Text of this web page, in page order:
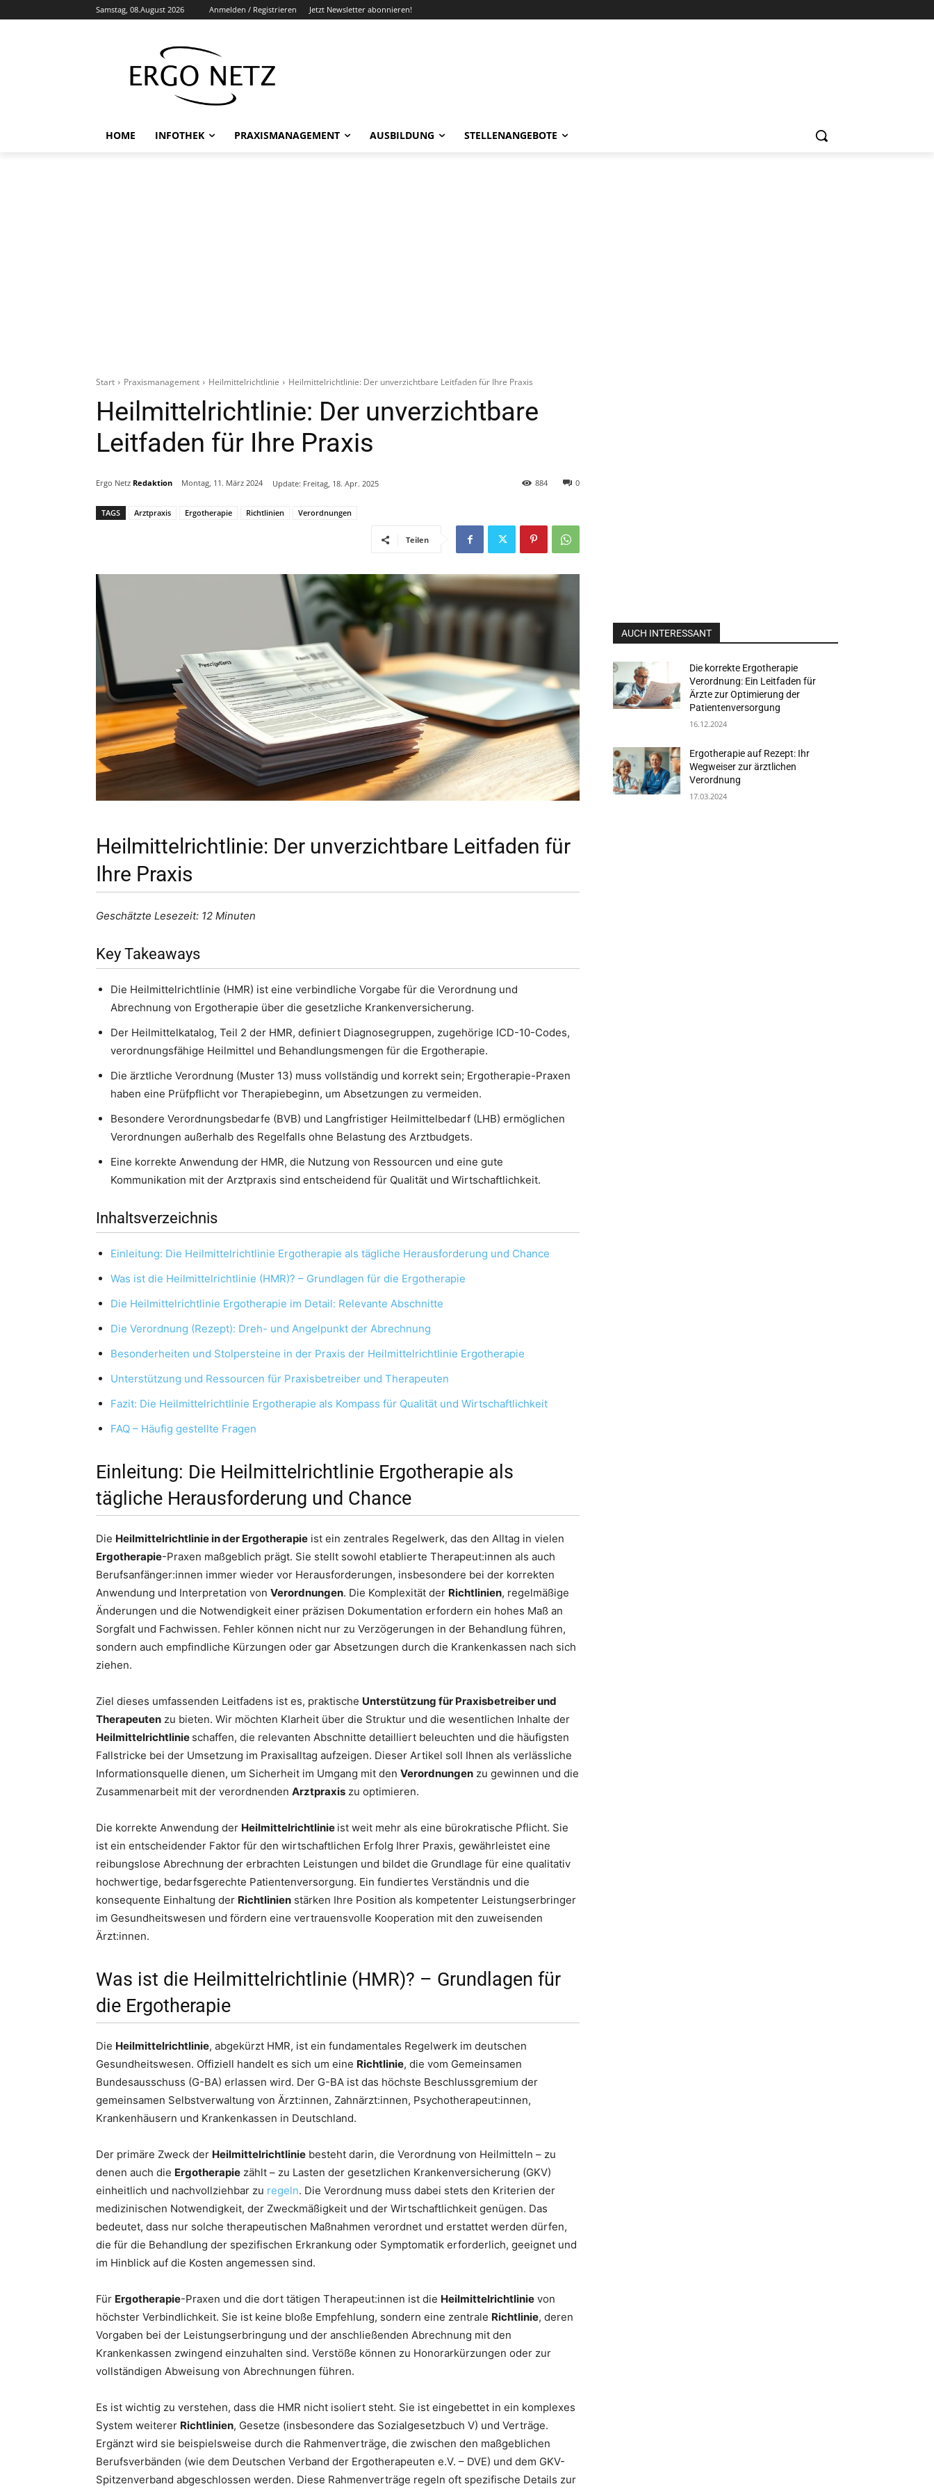
Samstag, 08.August 2026 Anmelden / Registrieren Jetzt Newsletter abonnieren!
HOME INFOTHEK PRAXISMANAGEMENT AUSBILDUNG STELLENANGEBOTE
Start Praxismanagement Heilmittelrichtlinie Heilmittelrichtlinie: Der unverzichtbare Leitfaden für Ihre Praxis
Heilmittelrichtlinie: Der unverzichtbare
Leitfaden für Ihre Praxis
Ergo Netz Redaktion Montag, 11. März 2024 Update: Freitag, 18. Apr. 2025 0
884
TAGS Arztpraxis Ergotherapie Richtlinien Verordnungen
Teilen
Heilmittelrichtlinie: Der unverzichtbare Leitfaden für
Ihre Praxis
Geschätzte Lesezeit: 12 Minuten
Key Takeaways
Die Heilmittelrichtlinie (HMR) ist eine verbindliche Vorgabe für die Verordnung und
Abrechnung von Ergotherapie über die gesetzliche Krankenversicherung.
Der Heilmittelkatalog, Teil 2 der HMR, definiert Diagnosegruppen, zugehörige ICD-10-Codes,
verordnungsfähige Heilmittel und Behandlungsmengen für die Ergotherapie.
Die ärztliche Verordnung (Muster 13) muss vollständig und korrekt sein; Ergotherapie-Praxen
haben eine Prüfpflicht vor Therapiebeginn, um Absetzungen zu vermeiden.
Besondere Verordnungsbedarfe (BVB) und Langfristiger Heilmittelbedarf (LHB) ermöglichen
Verordnungen außerhalb des Regelfalls ohne Belastung des Arztbudgets.
Eine korrekte Anwendung der HMR, die Nutzung von Ressourcen und eine gute
Kommunikation mit der Arztpraxis sind entscheidend für Qualität und Wirtschaftlichkeit.
Inhaltsverzeichnis
Einleitung: Die Heilmittelrichtlinie Ergotherapie als tägliche Herausforderung und Chance
Was ist die Heilmittelrichtlinie (HMR)? – Grundlagen für die Ergotherapie
Die Heilmittelrichtlinie Ergotherapie im Detail: Relevante Abschnitte
Die Verordnung (Rezept): Dreh- und Angelpunkt der Abrechnung
Besonderheiten und Stolpersteine in der Praxis der Heilmittelrichtlinie Ergotherapie
Unterstützung und Ressourcen für Praxisbetreiber und Therapeuten
Fazit: Die Heilmittelrichtlinie Ergotherapie als Kompass für Qualität und Wirtschaftlichkeit
FAQ – Häufig gestellte Fragen
Einleitung: Die Heilmittelrichtlinie Ergotherapie als
tägliche Herausforderung und Chance
Die Heilmittelrichtlinie in der Ergotherapie ist ein zentrales Regelwerk, das den Alltag in vielen
Ergotherapie-Praxen maßgeblich prägt. Sie stellt sowohl etablierte Therapeut:innen als auch
Berufsanfänger:innen immer wieder vor Herausforderungen, insbesondere bei der korrekten
Anwendung und Interpretation von Verordnungen. Die Komplexität der Richtlinien, regelmäßige
Änderungen und die Notwendigkeit einer präzisen Dokumentation erfordern ein hohes Maß an
Sorgfalt und Fachwissen. Fehler können nicht nur zu Verzögerungen in der Behandlung führen,
sondern auch empfindliche Kürzungen oder gar Absetzungen durch die Krankenkassen nach sich
ziehen.
Ziel dieses umfassenden Leitfadens ist es, praktische Unterstützung für Praxisbetreiber und
Therapeuten zu bieten. Wir möchten Klarheit über die Struktur und die wesentlichen Inhalte der
Heilmittelrichtlinie schaffen, die relevanten Abschnitte detailliert beleuchten und die häufigsten
Fallstricke bei der Umsetzung im Praxisalltag aufzeigen. Dieser Artikel soll Ihnen als verlässliche
Informationsquelle dienen, um Sicherheit im Umgang mit den Verordnungen zu gewinnen und die
Zusammenarbeit mit der verordnenden Arztpraxis zu optimieren.
Die korrekte Anwendung der Heilmittelrichtlinie ist weit mehr als eine bürokratische Pflicht. Sie
ist ein entscheidender Faktor für den wirtschaftlichen Erfolg Ihrer Praxis, gewährleistet eine
reibungslose Abrechnung der erbrachten Leistungen und bildet die Grundlage für eine qualitativ
hochwertige, bedarfsgerechte Patientenversorgung. Ein fundiertes Verständnis und die
konsequente Einhaltung der Richtlinien stärken Ihre Position als kompetenter Leistungserbringer
im Gesundheitswesen und fördern eine vertrauensvolle Kooperation mit den zuweisenden
Ärzt:innen.
Was ist die Heilmittelrichtlinie (HMR)? – Grundlagen für
die Ergotherapie
Die Heilmittelrichtlinie, abgekürzt HMR, ist ein fundamentales Regelwerk im deutschen
Gesundheitswesen. Offiziell handelt es sich um eine Richtlinie, die vom Gemeinsamen
Bundesausschuss (G-BA) erlassen wird. Der G-BA ist das höchste Beschlussgremium der
gemeinsamen Selbstverwaltung von Ärzt:innen, Zahnärzt:innen, Psychotherapeut:innen,
Krankenhäusern und Krankenkassen in Deutschland.
Der primäre Zweck der Heilmittelrichtlinie besteht darin, die Verordnung von Heilmitteln – zu
denen auch die Ergotherapie zählt – zu Lasten der gesetzlichen Krankenversicherung (GKV)
einheitlich und nachvollziehbar zu regeln. Die Verordnung muss dabei stets den Kriterien der
medizinischen Notwendigkeit, der Zweckmäßigkeit und der Wirtschaftlichkeit genügen. Das
bedeutet, dass nur solche therapeutischen Maßnahmen verordnet und erstattet werden dürfen,
die für die Behandlung der spezifischen Erkrankung oder Symptomatik erforderlich, geeignet und
im Hinblick auf die Kosten angemessen sind.
Für Ergotherapie-Praxen und die dort tätigen Therapeut:innen ist die Heilmittelrichtlinie von
höchster Verbindlichkeit. Sie ist keine bloße Empfehlung, sondern eine zentrale Richtlinie, deren
Vorgaben bei der Leistungserbringung und der anschließenden Abrechnung mit den
Krankenkassen zwingend einzuhalten sind. Verstöße können zu Honorarkürzungen oder zur
vollständigen Abweisung von Abrechnungen führen.
Es ist wichtig zu verstehen, dass die HMR nicht isoliert steht. Sie ist eingebettet in ein komplexes
System weiterer Richtlinien, Gesetze (insbesondere das Sozialgesetzbuch V) und Verträge.
Ergänzt wird sie beispielsweise durch die Rahmenverträge, die zwischen den maßgeblichen
Berufsverbänden (wie dem Deutschen Verband der Ergotherapeuten e.V. – DVE) und dem GKV-
Spitzenverband abgeschlossen werden. Diese Rahmenverträge regeln oft spezifische Details zur
AUCH INTERESSANT
Die korrekte Ergotherapie
Verordnung: Ein Leitfaden für
Ärzte zur Optimierung der
Patientenversorgung
16.12.2024
Ergotherapie auf Rezept: Ihr
Wegweiser zur ärztlichen
Verordnung
17.03.2024